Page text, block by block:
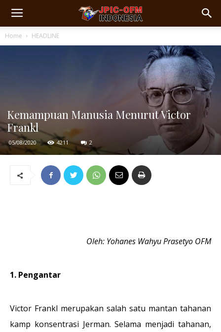
Home HEADLINE
Kemampuan Manusia Menurut Victor
Frankl
05/08/2020 4211 2
Oleh: Yohanes Wahyu Prasetyo OFM
1. Pengantar
Victor Frankl merupakan salah satu mantan tahanan
kamp konsentrasi Jerman. Selama menjadi tahanan,